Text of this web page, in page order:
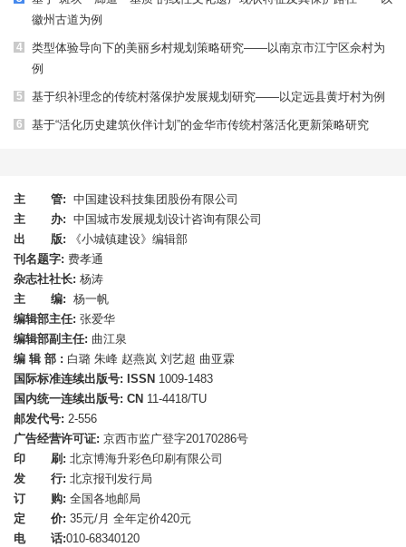
主 管: 中国建设科技集团股份有限公司
主 办: 中国城市发展规划设计咨询有限公司
出 版:
《小城镇建设》编辑部
刊名题字: 费孝通
杂志社社长: 杨涛
主 编: 杨一帆
编辑部主任: 张爱华
编辑部副主任: 曲江泉
编 辑 部 : 白璐 朱峰 赵燕岚 刘艺超 曲亚霖
国际标准连续出版号: ISSN 1009-1483
国内统一连续出版号: CN 11-4418/TU
邮发代号: 2-556
广告经营许可证: 京西市监广登字20170286号
印 刷: 北京博海升彩色印刷有限公司
发 行: 北京报刊发行局
订 购: 全国各地邮局
定 价: 35元/月 全年定价420元
电 话:010-68340120
陈广宇 孙雪瑶
DOI:10.3969/j.issn.1009-1483.2026.08.011
基于DeepSeek-7B的建筑与规划领域垂直大模型微调应用研
究
夏晶,孟浩伟
2026, 44(8): 95-100.
DOI:10.3969/j.issn.1009-1483.2026.08.013
我国城镇住区代际融合研究进展与发展趋势——基于
CiteSpace的知识图谱分析
宋澄怡
2026, 44(8): 101-106,115.
DOI: 10.3969/j.issn.1009-1483.2026.08.014
乡村振兴
徽州古道为例
4
类型体验导向下的美丽乡村规划策略研究——以南京市江宁区佘村为
例
5 基于织补理念的传统村落保护发展规划研究——以定远县黄圩村为例
6 基于“活化历史建筑伙伴计划”的金华市传统村落活化更新策略研究